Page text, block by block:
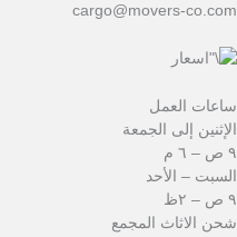
cargo@movers-co.com
ساعات العمل
الإثنين إلى الجمعة
٩ ص – ٦ م
السبت – الأحد
٩ ص – ٢ظ
شحن الاثاث المجمع